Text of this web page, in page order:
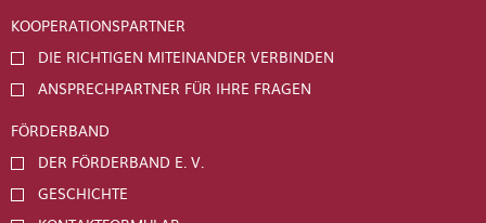
KOOPERATIONSPARTNER
DIE RICHTIGEN MITEINANDER VERBINDEN
ANSPRECHPARTNER FÜR IHRE FRAGEN
FÖRDERBAND
DER FÖRDERBAND E. V.
GESCHICHTE